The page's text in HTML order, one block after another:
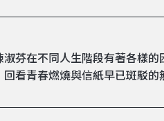
芬在不同人生階段有著各樣
看青春燃燒與信紙早已斑駁的